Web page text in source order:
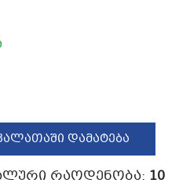
ᲓᲐᲛᲐᲢᲔᲑᲐ
ᲠᲐᲝᲓᲔᲜᲝᲑᲐ: 10